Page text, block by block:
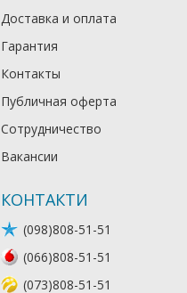
Доставка и оплата
Гарантия
Контакты
Публичная оферта
Сотрудничество
Вакансии
КОНТАКТИ
(098)808-51-51
(066)808-51-51
(073)808-51-51